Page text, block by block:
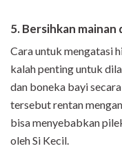
5. Bersihkan
Cara untuk mengatasi
kalah penting untuk
dan boneka bayi
tersebut rentan
bisa menyebabkan
oleh Si Kecil.